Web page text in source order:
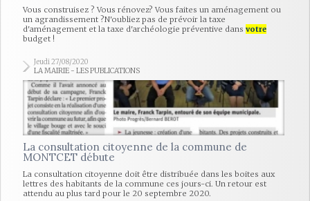
Vous construisez ? Vous rénovez? Vous faites un aménagement ou
un agrandissement ?N'oubliez pas de prévoir la taxe
d'aménagement et la taxe d'archéologie préventive dans votre
budget !
Jeudi 27/08/2020
LA MAIRIE - LES PUBLICATIONS
La consultation citoyenne de la commune de
MONTCET débute
La consultation citoyenne doit être distribuée dans les boites aux
lettres des habitants de la commune ces jours-ci. Un retour est
attendu au plus tard pour le 20 septembre 2020.